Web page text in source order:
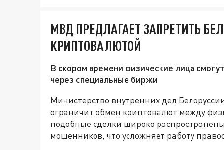
МВД ПРЕДЛАГАЕТ ЗАПРЕТИТЬ
КРИПТОВАЛЮТОЙ
В скором времени физические лица
через специальные биржи
Министерство внутренних дел
ограничит обмен криптовалют между
подобные сделки широко
мошенников, что усложняет работу